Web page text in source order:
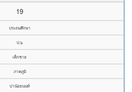
19
ประถมศึกษา
ป.๖
เด็กชาย
ภาคภูมิ
ปานัอยนนท์